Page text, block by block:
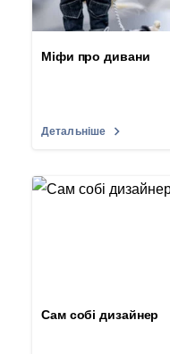
Міфи про дивани
Детальніше
Сам собі дизайнер